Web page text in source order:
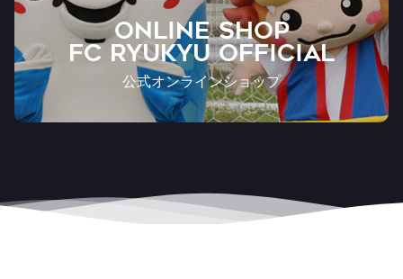
ONLINE SHOP
FC RYUKYU OFFICIAL
公式オンラインショップ